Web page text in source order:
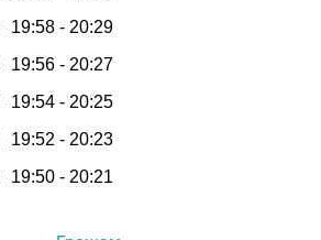
19:58 - 20:29
19:56 - 20:27
19:54 - 20:25
19:52 - 20:23
19:50 - 20:21